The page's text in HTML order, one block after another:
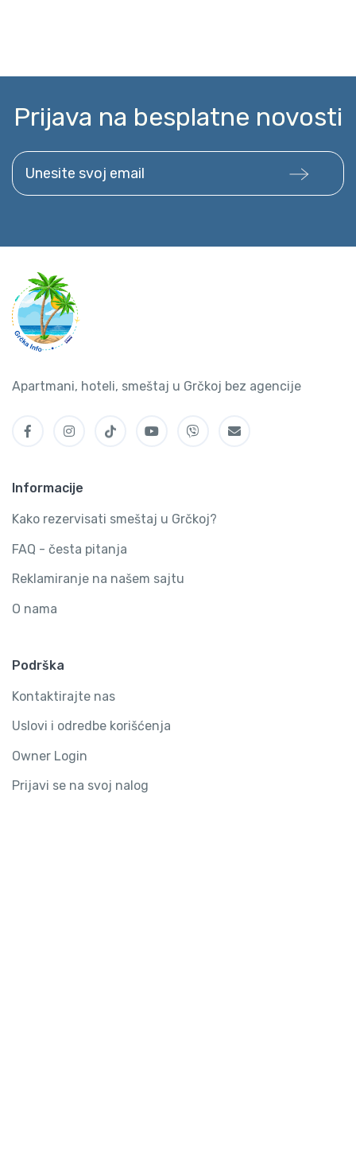
Prijava na besplatne novosti
Unesite svoj email
Apartmani, hoteli, smeštaj u Grčkoj bez agencije
Informacije
Kako rezervisati smeštaj u Grčkoj?
FAQ - česta pitanja
Reklamiranje na našem sajtu
O nama
Podrška
Kontaktirajte nas
Uslovi i odredbe korišćenja
Owner Login
Prijavi se na svoj nalog